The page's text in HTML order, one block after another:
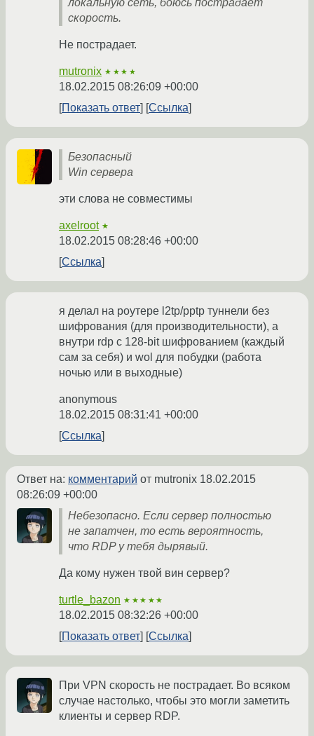
локальную сеть, боюсь пострадает
скорость.
Не пострадает.
mutronix ★★★★
18.02.2015 08:26:09 +00:00
Показать ответ
Ссылка
Безопасный
Win сервера
эти слова не совместимы
axelroot ★
18.02.2015 08:28:46 +00:00
Ссылка
я делал на роутере l2tp/pptp туннели без
шифрования (для производительности), а
внутри rdp c 128-bit шифрованием (каждый
сам за себя) и wol для побудки (работа
ночью или в выходные)
anonymous
18.02.2015 08:31:41 +00:00
Ссылка
Ответ на: комментарий от mutronix 18.02.2015
08:26:09 +00:00
Небезопасно. Если сервер полностью
не запатчен, то есть вероятность,
что RDP у тебя дырявый.
Да кому нужен твой вин сервер?
turtle_bazon ★★★★★
18.02.2015 08:32:26 +00:00
Показать ответ
Ссылка
При VPN скорость не пострадает. Во всяком
случае настолько, чтобы это могли заметить
клиенты и сервер RDP.